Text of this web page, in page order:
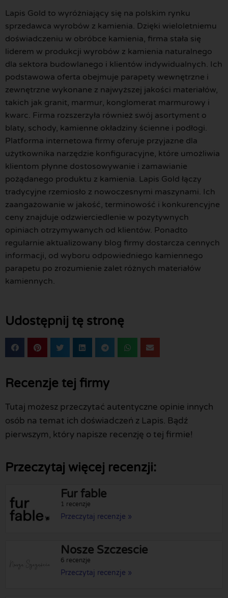
Lapis Gold to wyróżniający się na polskim rynku
sprzedawca wyrobów z kamienia. Dzięki wieloletniemu
doświadczeniu w obróbce kamienia, firma stała się
liderem w produkcji wyrobów z kamienia naturalnego
dla sektora budowlanego i klientów indywidualnych. Ich
podstawowa oferta obejmuje parapety wewnętrzne i
zewnętrzne wykonane z najwyższej jakości materiałów,
takich jak granit, marmur, konglomerat marmurowy i
kwarc. Firma rozszerzyła również swój asortyment o
blaty, schody, kamienne okładziny ścienne i podłogi.
Platforma internetowa firmy oferuje przyjazne dla
użytkownika narzędzie konfiguracyjne, które umożliwia
klientom płynne dostosowywanie i zamawianie
pożądanego produktu z kamienia. Lapis Gold łączy
tradycyjne rzemiosło z nowoczesnymi maszynami. Ich
zaangażowanie w jakość, terminowość i konkurencyjne
ceny znajduje odzwierciedlenie w pozytywnych
opiniach otrzymywanych od klientów. Ponadto
regularnie aktualizowany blog firmy dostarcza cennych
informacji, od wyboru odpowiedniego kamiennego
parapetu po zrozumienie zalet różnych materiałów
kamiennych.
Udostępnij tę stronę
Recenzje tej firmy
Tutaj możesz przeczytać autentyczne opinie innych
osób na temat ich doświadczeń z Lapis. Bądź
pierwszym, który napisze recenzję o tej firmie!
Przeczytaj więcej recenzji:
Fur fable
1 recenzje
Przeczytaj recenzje »
Nosze Szczescie
6 recenzje
Przeczytaj recenzje »